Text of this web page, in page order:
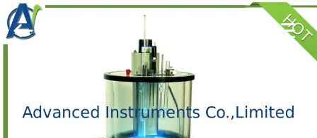
उत्पादों
Advanced
Instruments
Co.,Limited.
All
Rights